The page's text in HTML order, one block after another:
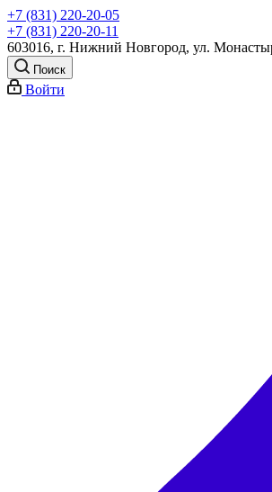
+7 (831) 220-20-05
+7 (831) 220-20-11
603016, г. Нижний Новгород, ул.
Поиск
Войти